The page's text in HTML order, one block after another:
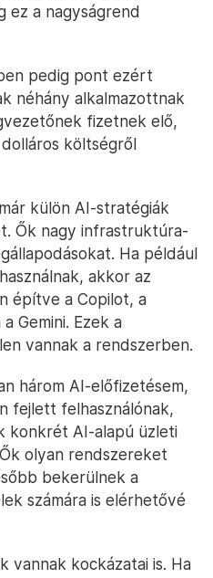
ez a nagyságrend
pedig pont ezért
néhány alkalmazottnak
fizetnek elő,
költségről
külön AI-stratégiák
Ők nagy infrastruktúra-
Ha például
akkor az
építve a Copilot, a
Gemini. Ezek a
vannak a rendszerben.
három AI-előfizetésem,
fejlett felhasználónak,
konkrét AI-alapú üzleti
olyan rendszereket
bekerülnek a
számára is elérhetővé
vannak kockázatai is. Ha